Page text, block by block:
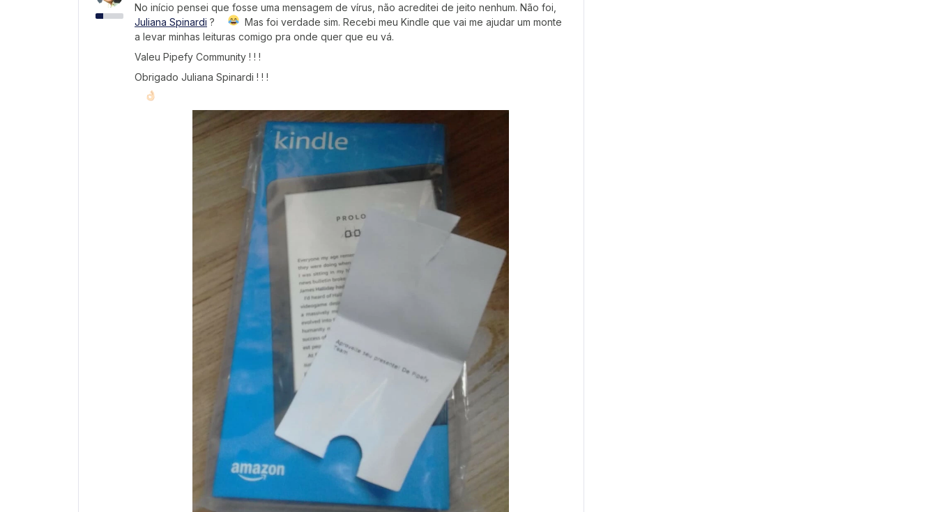
No início pensei que fosse uma mensagem de vírus, não acreditei de jeito nenhum. Não foi,
Juliana Spinardi ?
Mas foi verdade sim. Recebi meu Kindle que vai me ajudar um monte
a levar minhas leituras comigo pra onde quer que eu vá.
Valeu Pipefy Community ! ! !
Obrigado Juliana Spinardi ! ! !